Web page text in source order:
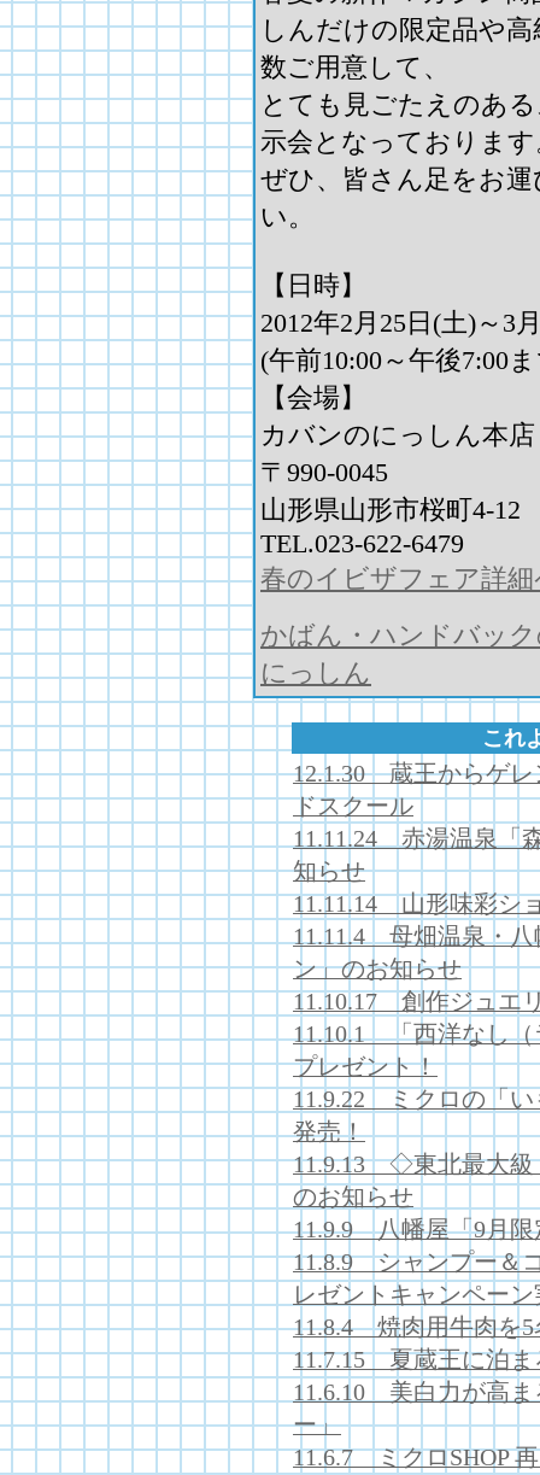
しんだけの限定品や
数ご用意して、
とても見ごたえのあ
示会となっております
ぜひ、皆さん足をお
い。
【日時】
2012年2月25日(土)～
(午前10:00～午後7:00
【会場】
カバンのにっしん本
〒990-0045
山形県山形市桜町4-12
TEL.023-622-6479
春のイビザフェア詳
かばん・ハンドバッ
にっしん
これ
12.1.30 蔵王からゲレ
ドスクール
11.11.24 赤湯温泉「
知らせ
11.11.14 山形味彩シ
11.11.4 母畑温泉・八
ン」のお知らせ
11.10.17 創作ジュエ
11.10.1 「西洋なし（
プレゼント！
11.9.22 ミクロの「い
発売！
11.9.13 ◇東北最大級
のお知らせ
11.9.9 八幡屋「9月限
11.8.9 シャンプー＆
レゼントキャンペー
11.8.4 焼肉用牛肉を5
11.7.15 夏蔵王に泊ま
11.6.10 美白力が高ま
ー」
11.6.7 ミクロSHOP